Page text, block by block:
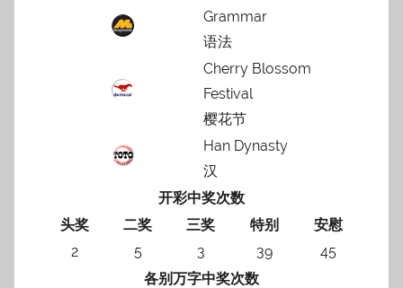
Grammar
语法
Cherry Blossom
Festival
樱花节
Han Dynasty
汉
开彩中奖次数
头奖
二奖 三奖 特别
安慰
2
5 3 39
45
各别万字中奖次数